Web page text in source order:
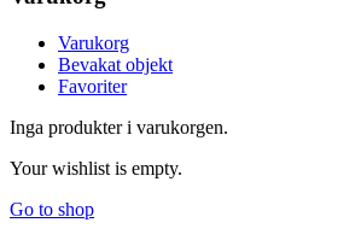
Varukorg
Bevakat objekt
Favoriter
Inga produkter i varukorgen.
Your wishlist is empty.
Go to shop